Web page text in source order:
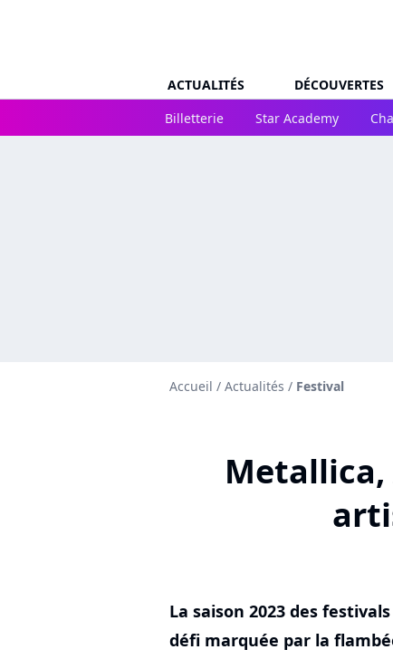
ACTUALITÉS DÉCOUVERTES
Billetterie
Star Academy
Accueil / Actualités / Festival
Metallica,
La saison 2023 des
défi marquée par la